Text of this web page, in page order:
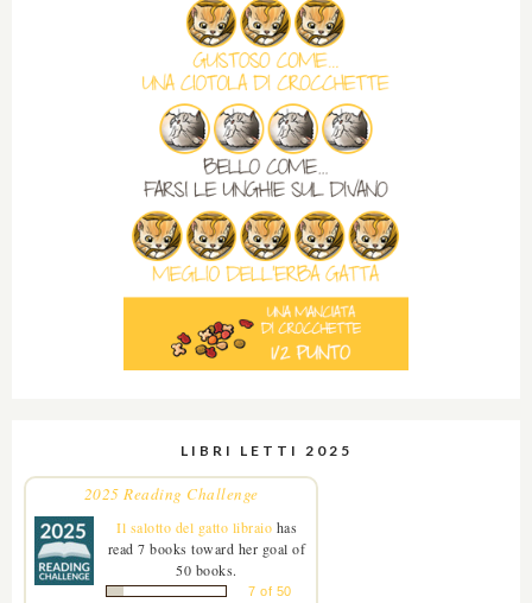
LIBRI LETTI 2025
2025 Reading Challenge
Il salotto del gatto libraio has
read 7 books toward her goal of
50 books.
7 of 50